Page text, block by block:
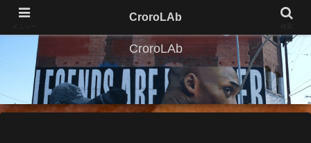
CroroLAb
CroroLAb